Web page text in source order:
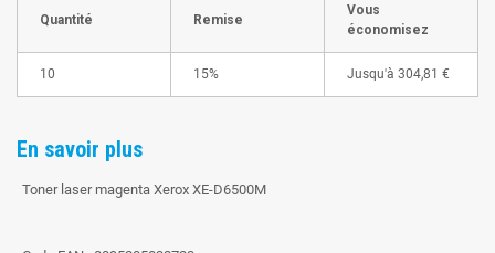
Quantité Remise
Vous
économisez
10 15% Jusqu'à 304,81 €
En savoir plus
Toner laser magenta Xerox XE-D6500M